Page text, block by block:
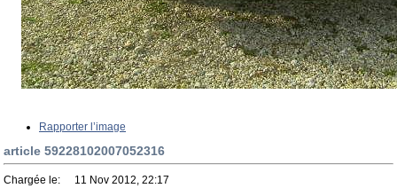
Rapporter l’image
article 59228102007052316
Chargée le:
11 Nov 2012, 22:17